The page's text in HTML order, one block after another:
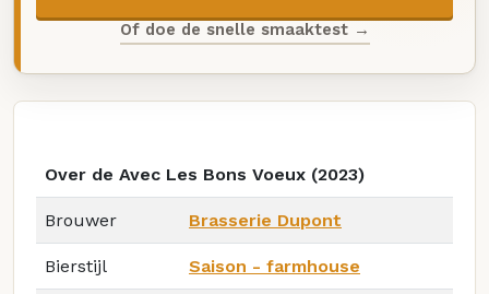
Of doe de snelle smaaktest →
Over de Avec Les Bons Voeux (2023)
Brouwer Brasserie Dupont
Bierstijl Saison - farmhouse